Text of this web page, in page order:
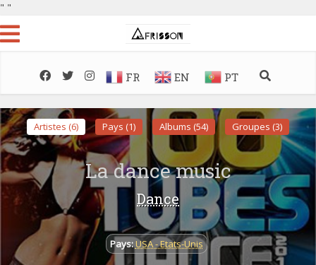
" "
FR EN PT
Artistes (6) Pays (1) Albums (54) Groupes (3)
La dance music
Dance
Pays:USA - Etats-Unis